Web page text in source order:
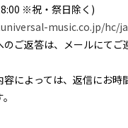
※祝・祭日除く)
music.co.jp/hc/ja
のご返答は、メールにてご
容によっては、返信にお時